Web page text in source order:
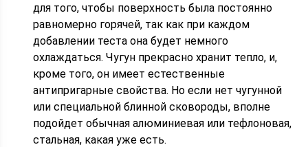
для того, чтобы поверхность была постоянно
равномерно горячей, так как при каждом
добавлении теста она будет немного
охлаждаться. Чугун прекрасно хранит тепло, и,
кроме того, он имеет естественные
антипригарные свойства. Но если нет чугунной
или специальной блинной сковороды, вполне
подойдет обычная алюминиевая или тефлоновая,
стальная, какая уже есть.